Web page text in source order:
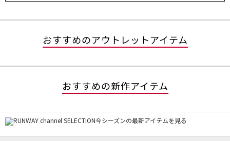
おすすめのアウトレットアイテム
おすすめの新作アイテム